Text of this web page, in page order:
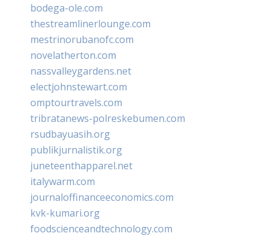
bodega-ole.com
thestreamlinerlounge.com
mestrinorubanofc.com
novelatherton.com
nassvalleygardens.net
electjohnstewart.com
omptourtravels.com
tribratanews-polreskebumen.com
rsudbayuasih.org
publikjurnalistik.org
juneteenthapparel.net
italywarm.com
journaloffinanceeconomics.com
kvk-kumari.org
foodscienceandtechnology.com